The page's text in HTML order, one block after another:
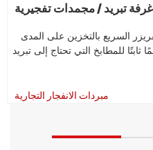
غرفة تبريد / مجمدات تفجيرية
السريع بالتخزين على المدى
ثابتًا للمطابخ التي تحتاج إلى تبريد
مبردات الانفجار التجارية